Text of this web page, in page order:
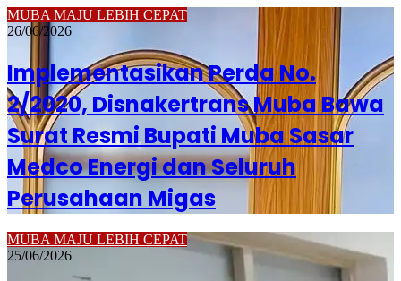
MUBA MAJU LEBIH CEPAT
26/06/2026
Implementasikan Perda No.
2/2020, Disnakertrans Muba Bawa
Surat Resmi Bupati Muba Sasar
Medco Energi dan Seluruh
Perusahaan Migas
MUBA MAJU LEBIH CEPAT
25/06/2026